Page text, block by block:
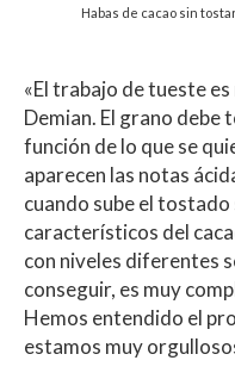
Habas de cacao sin
«El trabajo de tueste
Demian. El grano debe
función de lo que se
aparecen las notas
cuando sube el
característicos del
con niveles diferentes
conseguir, es muy
Hemos entendido el
estamos muy